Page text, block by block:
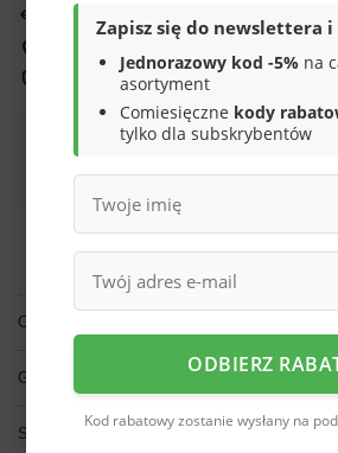
dni na łatwy zwrot
Bezpieczne zakupy
Darmowa dostawa do paczkomatu lub punktu
odbioru
Smile - dostawy ze sklepów internetowych przy
Więcej informacji.
OPIS
GŁÓWNE PARAMETRY
SZCZEGÓŁOWE DANE
Zapisz się do newslettera i
Jednorazowy kod -5% na
asortyment
Comiesięczne kody
tylko dla subskrybentów
ODBIERZ
Kod rabatowy zostanie wysłany na